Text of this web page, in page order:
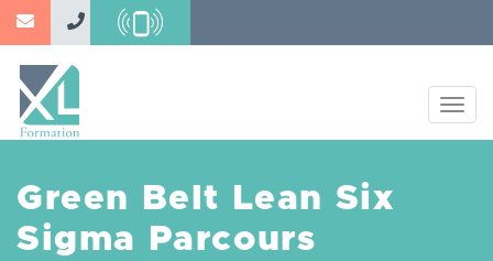
Aller
principal
Green Belt Lean Six
Sigma Parcours